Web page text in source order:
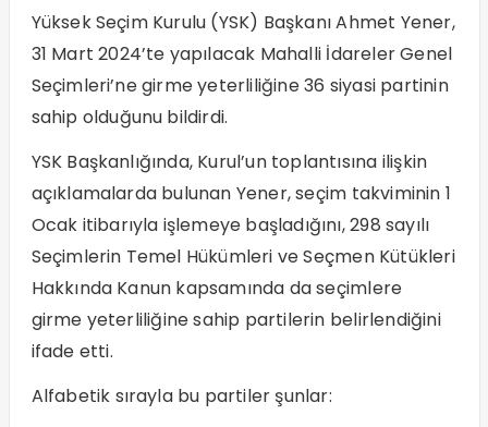
Yüksek Seçim Kurulu (YSK) Başkanı Ahmet Yener,
31 Mart 2024’te yapılacak Mahalli İdareler Genel
Seçimleri’ne girme yeterliliğine 36 siyasi partinin
sahip olduğunu bildirdi.
YSK Başkanlığında, Kurul’un toplantısına ilişkin
açıklamalarda bulunan Yener, seçim takviminin 1
Ocak itibarıyla işlemeye başladığını, 298 sayılı
Seçimlerin Temel Hükümleri ve Seçmen Kütükleri
Hakkında Kanun kapsamında da seçimlere
girme yeterliliğine sahip partilerin belirlendiğini
ifade etti.
Alfabetik sırayla bu partiler şunlar: